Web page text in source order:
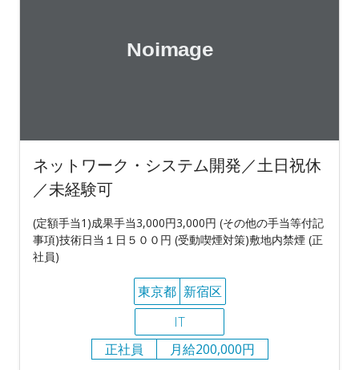
ネットワーク・システム開発／土日祝休
／未経験可
(定額手当1)成果手当3,000円3,000円 (その他の手当等付記
事項)技術日当１日５００円 (受動喫煙対策)敷地内禁煙 (正
社員)
東京都 新宿区
IT
正社員
月給200,000円